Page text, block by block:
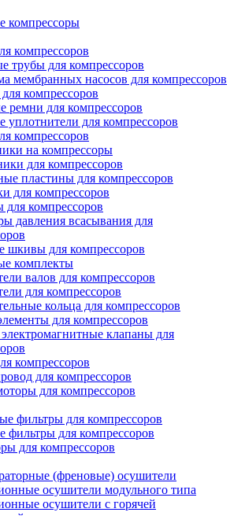
компрессоры
компрессоров
трубы для компрессоров
мембранных насосов для компрессоров
компрессоров
ремни для компрессоров
уплотнители для компрессоров
компрессоров
на компрессоры
для компрессоров
пластины для компрессоров
для компрессоров
компрессоров
давления всасывания для
шкивы для компрессоров
комплекты
валов для компрессоров
для компрессоров
кольца для компрессоров
для компрессоров
клапаны для
компрессоров
для компрессоров
для компрессоров
фильтры для компрессоров
фильтры для компрессоров
для компрессоров
(френовые) осушители
осушители модульного типа
осушители с горячей